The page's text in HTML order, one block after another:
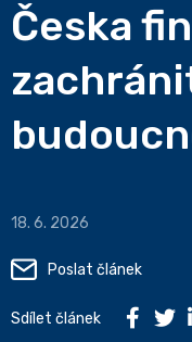
Česka
18. 6. 2026
Poslat článek
Sdílet článek